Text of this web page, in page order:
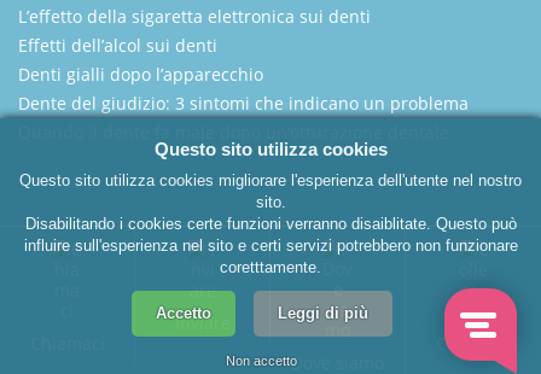
Inviare
Dove siamo
Collegare
L’effetto della sigaretta elettronica sui denti
Effetti dell’alcol sui denti
Denti gialli dopo l’apparecchio
Dente del giudizio: 3 sintomi che indicano un problema
Italian Dentist London
Copyright 2025 - Dentista Italiano a Londra
Questo sito utilizza cookies
Questo sito utilizza cookies migliorare l'esperienza dell'utente nel nostro
sito.
Disabilitando i cookies certe funzioni verranno disaiblitate. Questo può
influire sull'esperienza nel sito e certi servizi potrebbero non funzionare
coretttamente.
Accetto Leggi di più
Non accetto